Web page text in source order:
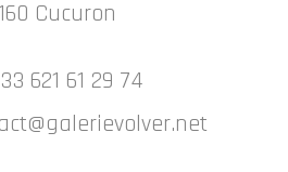
Cucuron
621 61 29 74